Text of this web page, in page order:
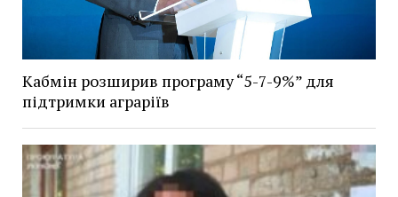
Кабмін розширив програму “5-7-9%” для
підтримки аграріїв